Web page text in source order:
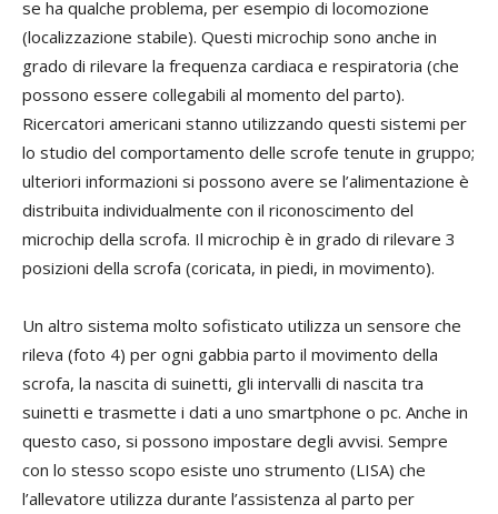
se ha qualche problema, per esempio di locomozione
(localizzazione stabile). Questi microchip sono anche in
grado di rilevare la frequenza cardiaca e respiratoria (che
possono essere collegabili al momento del parto).
Ricercatori americani stanno utilizzando questi sistemi per
lo studio del comportamento delle scrofe tenute in gruppo;
ulteriori informazioni si possono avere se l’alimentazione è
distribuita individualmente con il riconoscimento del
microchip della scrofa. Il microchip è in grado di rilevare 3
posizioni della scrofa (coricata, in piedi, in movimento).
Un altro sistema molto sofisticato utilizza un sensore che
rileva (foto 4) per ogni gabbia parto il movimento della
scrofa, la nascita di suinetti, gli intervalli di nascita tra
suinetti e trasmette i dati a uno smartphone o pc. Anche in
questo caso, si possono impostare degli avvisi. Sempre
con lo stesso scopo esiste uno strumento (LISA) che
l’allevatore utilizza durante l’assistenza al parto per